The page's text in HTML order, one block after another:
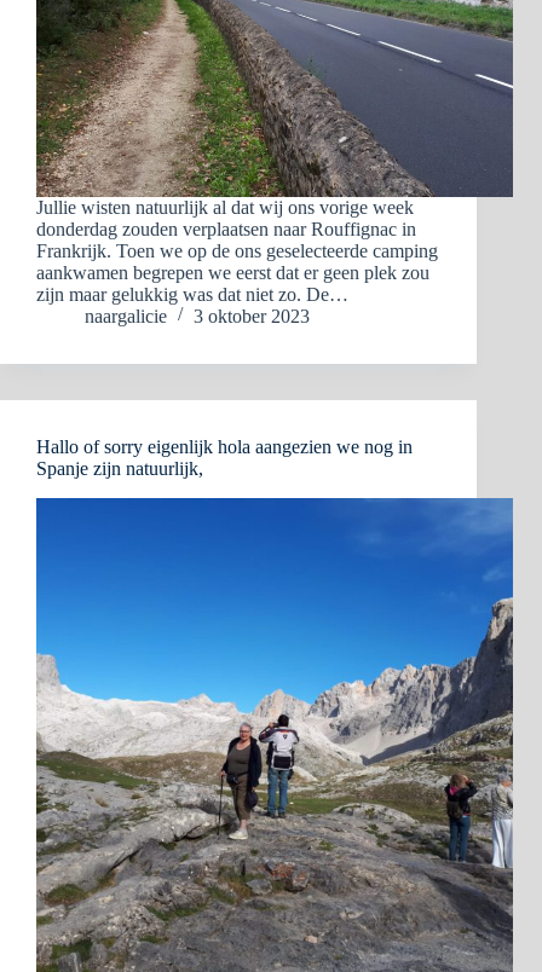
Jullie wisten natuurlijk al dat wij ons vorige week
donderdag zouden verplaatsen naar Rouffignac in
Frankrijk. Toen we op de ons geselecteerde camping
aankwamen begrepen we eerst dat er geen plek zou
zijn maar gelukkig was dat niet zo. De…
naargalicie
3 oktober 2023
Hallo of sorry eigenlijk hola aangezien we nog in
Spanje zijn natuurlijk,